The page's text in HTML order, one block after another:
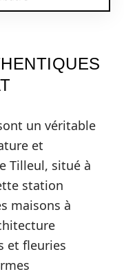
un véritable
et
Tilleul, situé à
station
maisons à
et fleuries